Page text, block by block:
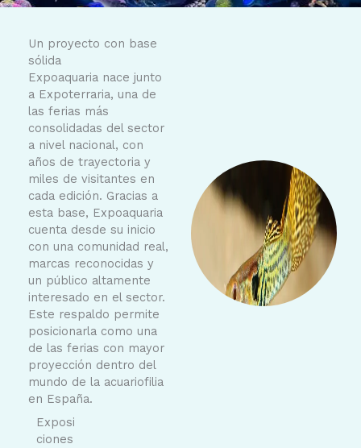
f
Un proyecto con base
sólida
Expoaquaria nace junto
a Expoterraria, una de
las ferias más
consolidadas del sector
a nivel nacional, con
años de trayectoria y
miles de visitantes en
cada edición. Gracias a
esta base, Expoaquaria
cuenta desde su inicio
con una comunidad real,
marcas reconocidas y
un público altamente
interesado en el sector.
Este respaldo permite
posicionarla como una
de las ferias con mayor
proyección dentro del
mundo de la acuariofilia
en España.
Exposi
ciones